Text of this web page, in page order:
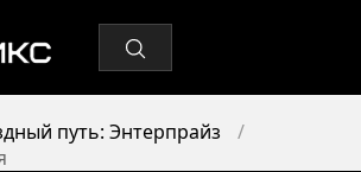
путь: Энтерпрайз